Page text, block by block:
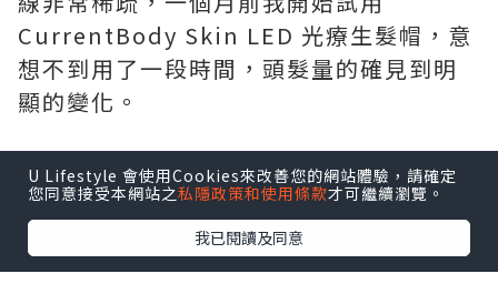
CurrentBody Skin LED 光療生髮帽，意
想不到用了一段時間，頭髮量的確見到明
顯的變化。
U Lifestyle 會使用Cookies來改善您的網站體驗，請確定
您同意接受本網站之私隱政策和使用條款才可繼續瀏覽。
我已閱讀及同意